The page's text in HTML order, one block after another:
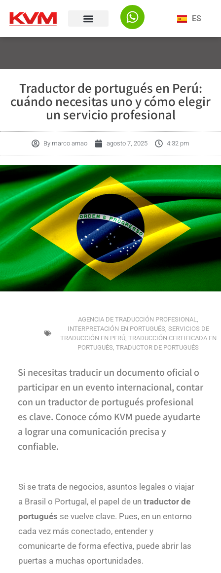
ES
Traductor de portugués en Perú:
cuándo necesitas uno y cómo elegir
un servicio profesional
By marco arnao agosto 7, 2025 4:32 pm
AGENCIA DE TRADUCCIÓN PROFESIONAL,
INTERPRETACIÓN EN PORTUGUÉS, SERVICIOS DE
TRADUCCIÓN EN PERÚ, TRADUCCIÓN CERTIFICADA EN
PORTUGUÉS,TRADUCTOR DE PORTUGUÉS
Si necesitas traducir un documento oficial o
participar en un evento internacional, contar
con un traductor de portugués profesional
es clave. Conoce cómo KVM puede ayudarte
a lograr una comunicación precisa y
confiable.
Si se trata de negocios, asuntos legales o viajar
a Brasil o Portugal, el papel de un traductor de
portugués se vuelve clave. Pues, en un entorno
cada vez más conectado, entender y
comunicarte de forma efectiva, puede abrir las
puertas a muchas oportunidades.